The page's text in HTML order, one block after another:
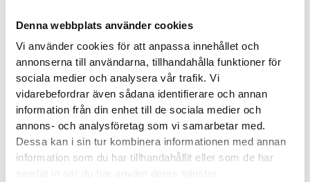
Denna webbplats använder cookies
Vi använder cookies för att anpassa innehållet och
annonserna till användarna, tillhandahålla funktioner för
sociala medier och analysera vår trafik. Vi
vidarebefordrar även sådana identifierare och annan
information från din enhet till de sociala medier och
annons- och analysföretag som vi samarbetar med.
Dessa kan i sin tur kombinera informationen med annan
information som du har tillhandahållit eller som de har
samlat in när du har använt deras tjänster.
Vikt:212g
Häl-tå dropp:mm
Butiker:Umeå